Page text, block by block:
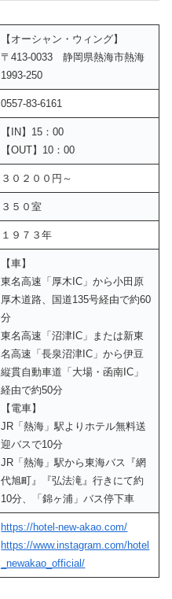
【オーシャン・ウィング】
〒413-0033 静岡県熱海市熱海
1993-250
0557-83-6161
【IN】15：00
【OUT】10：00
３０２００円～
３５０室
１９７３年
【車】
東名高速「厚木IC」から小田原
厚木道路、国道135号経由で約60
分
東名高速「沼津IC」または新東
名高速「長泉沼津IC」から伊豆
縦貫自動車道「大場・函南IC」
経由で約50分
【電車】
JR「熱海」駅よりホテル無料送
迎バスで10分
JR「熱海」駅から東海バス『網
代旭町』『弘法滝』行きにて約
10分、「錦ヶ浦」バス停下車
https://hotel-new-akao.com/
https://www.instagram.com/hotel
_newakao_official/